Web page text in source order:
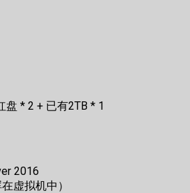
盘 * 2 + 已有2TB * 1
2016
虚拟机中）